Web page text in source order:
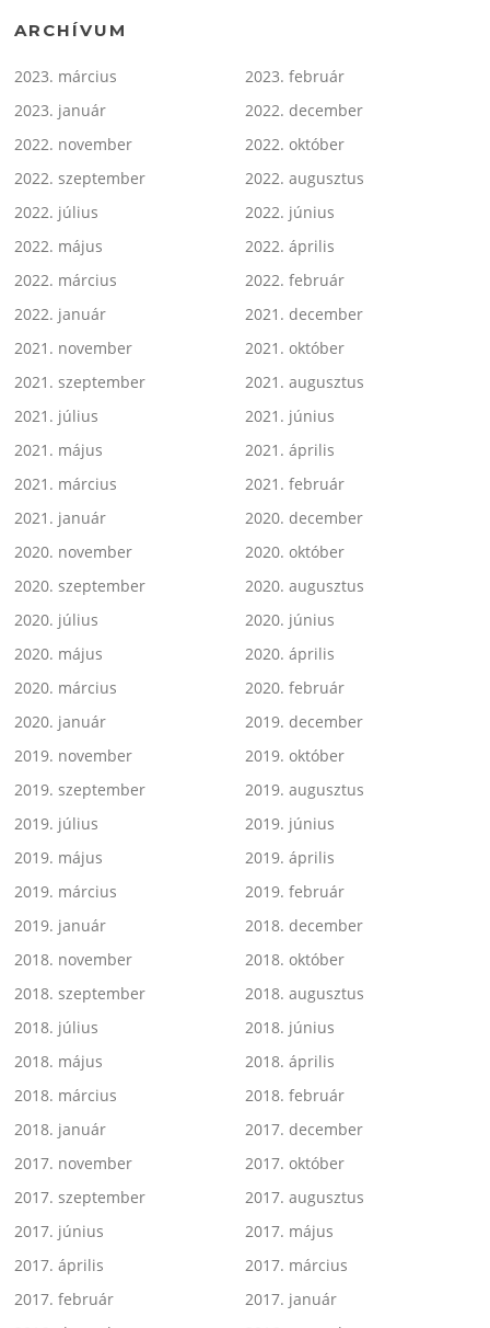
ARCHÍVUM
2023. március
2023. február
2023. január
2022. december
2022. november
2022. október
2022. szeptember
2022. augusztus
2022. július
2022. június
2022. május
2022. április
2022. március
2022. február
2022. január
2021. december
2021. november
2021. október
2021. szeptember
2021. augusztus
2021. július
2021. június
2021. május
2021. április
2021. március
2021. február
2021. január
2020. december
2020. november
2020. október
2020. szeptember
2020. augusztus
2020. július
2020. június
2020. május
2020. április
2020. március
2020. február
2020. január
2019. december
2019. november
2019. október
2019. szeptember
2019. augusztus
2019. július
2019. június
2019. május
2019. április
2019. március
2019. február
2019. január
2018. december
2018. november
2018. október
2018. szeptember
2018. augusztus
2018. július
2018. június
2018. május
2018. április
2018. március
2018. február
2018. január
2017. december
2017. november
2017. október
2017. szeptember
2017. augusztus
2017. június
2017. május
2017. április
2017. március
2017. február
2017. január